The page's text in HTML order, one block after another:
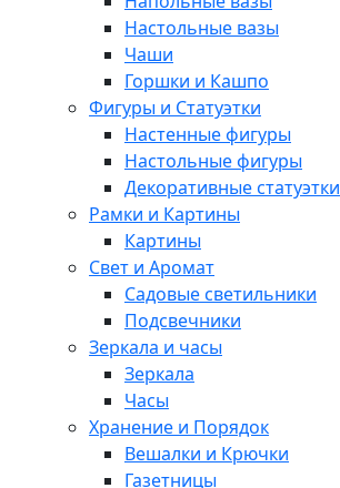
Настольные вазы
Чаши
Горшки и Кашпо
Фигуры и Статуэтки
Настенные фигуры
Настольные фигуры
Декоративные статуэтки
Рамки и Картины
Картины
Свет и Аромат
Садовые светильники
Подсвечники
Зеркала и часы
Зеркала
Часы
Хранение и Порядок
Вешалки и Крючки
Газетницы